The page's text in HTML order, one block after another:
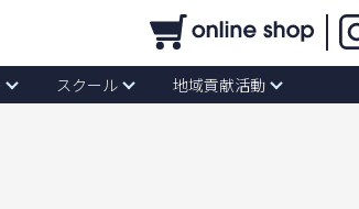
スクール 地域貢献活動